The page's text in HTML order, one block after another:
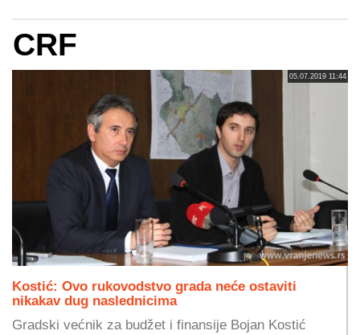
CRF
05.07.2019 11:44
Kostić: Ovo rukovodstvo grada neće ostaviti
nikakav dug naslednicima
Gradski većnik za budžet i finansije Bojan Kostić